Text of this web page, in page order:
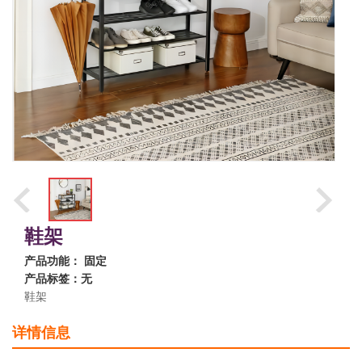
鞋架
产品功能： 固定
产品标签：无
鞋架
详情信息